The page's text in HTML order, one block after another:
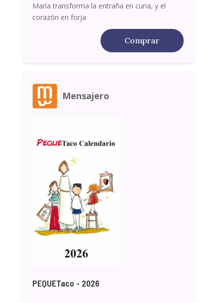
María transforma la entraña en cuna, y el
corazón en forja
Comprar
Mensajero
PEQUETaco - 2026